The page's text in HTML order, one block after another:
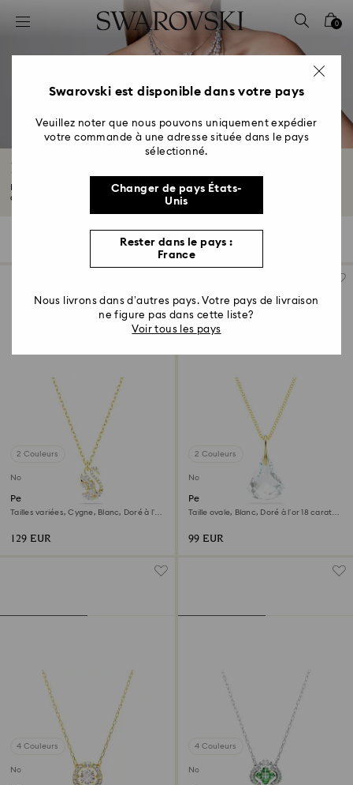
Accesskeys list
2 - Footer
4 - Search results
0
Pendentifs
Nos pendentifs, conçus pour les hommes et les femmes, ne manqueront pas
de faire...
Filtres
Filtres
2 Couleurs
Nouveau
Pendentif Swan
Tailles variées, Cygne, Blanc, Doré à l’or
129 EUR
2 Couleurs
Nouveau
Pendentif Lunar
Taille ovale, Blanc, Doré à l’or 18 carats
99 EUR
4 Couleurs
Nouveau
4 Couleurs
Nouveau
Swarovski est disponible dans votre pays
Veuillez noter que nous pouvons uniquement expédier
votre commande à une adresse située dans le pays
sélectionné.
Changer de pays États-
Unis
Rester dans le pays :
France
Nous livrons dans d’autres pays. Votre pays de livraison
ne figure pas dans cette liste?
Voir tous les pays